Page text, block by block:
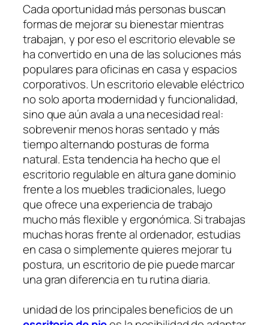
Cada oportunidad más personas buscan
formas de mejorar su bienestar mientras
trabajan, y por eso el escritorio elevable se
ha convertido en una de las soluciones más
populares para oficinas en casa y espacios
corporativos. Un escritorio elevable eléctrico
no solo aporta modernidad y funcionalidad,
sino que aún avala a una necesidad real:
sobrevenir menos horas sentado y más
tiempo alternando posturas de forma
natural. Esta tendencia ha hecho que el
escritorio regulable en altura gane dominio
frente a los muebles tradicionales, luego
que ofrece una experiencia de trabajo
mucho más flexible y ergonómica. Si trabajas
muchas horas frente al ordenador, estudias
en casa o simplemente quieres mejorar tu
postura, un escritorio de pie puede marcar
una gran diferencia en tu rutina diaria.
unidad de los principales beneficios de un